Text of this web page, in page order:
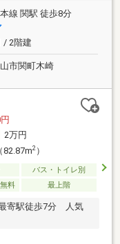
線 関駅 徒歩8分
/ 2階建
市関町木崎
2万円
82.87m2）
バス・トイレ別
料 最上階
寄駅徒歩7分 人気